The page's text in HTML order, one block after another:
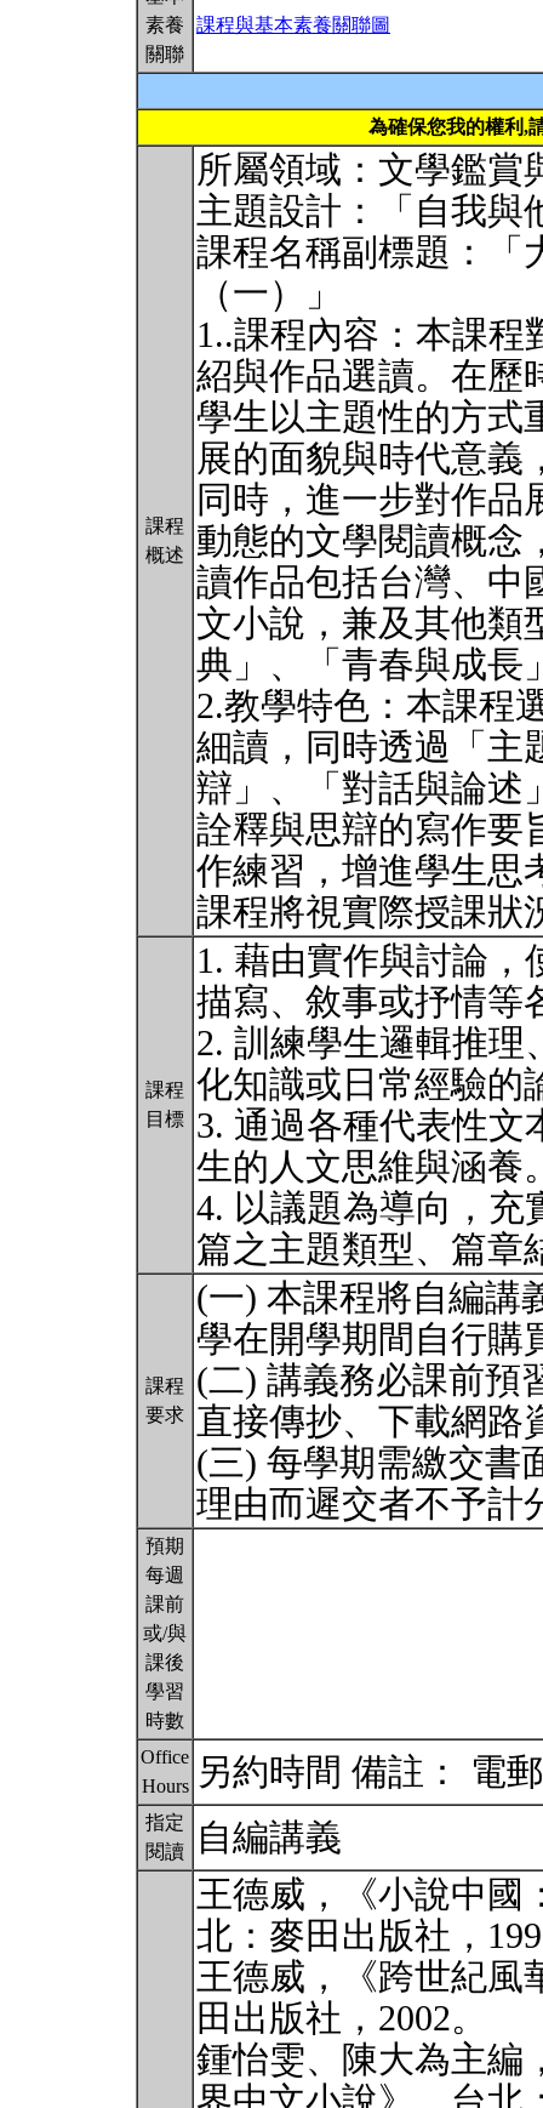
素養
關聯
課程與基本素養關聯圖
為確保您我的權利,
課程
概述
所屬領域：文學鑑賞
主題設計：「自我與
課程名稱副標題：「
（一）」
1..課程內容：本課
紹與作品選讀。在歷
學生以主題性的方式
展的面貌與時代意義
同時，進一步對作品
動態的文學閱讀概念
讀作品包括台灣、中
文小說，兼及其他類
典」、「青春與成長
2.教學特色：本課程
細讀，同時透過「主
辯」、「對話與論述
詮釋與思辯的寫作要
作練習，增進學生思
課程將視實際授課
課程
目標
1. 藉由實作與討論
描寫、敘事或抒情等
2. 訓練學生邏輯推理
化知識或日常經驗的
3. 通過各種代表性文
生的人文思維與涵養
4. 以議題為導向，充
篇之主題類型、篇
課程
要求
(一) 本課程將自編講
學在開學期間自行購
(二) 講義務必課前預
直接傳抄、下載網路
(三) 每學期需繳交書
理由而遲交者不予計
預期
每週
課前
或/與
課後
學習
時數
Office
Hours
另約時間 備註： 電
指定
閱讀
自編講義
王德威，《小說中國
北：麥田出版社，
王德威，《跨世紀風
田出版社，2002。
鍾怡雯、陳大為主編